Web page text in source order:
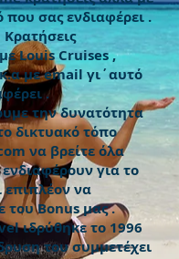
σας ενδιαφέρει .
Κρατήσεις
Louis Cruises ,
με email γι΄αυτό
.
την δυνατότητα
δικτυακό τόπο
να βρείτε όλα
για το
επιπλέον να
του Bonus μας .
ιδρύθηκε το 1996
του συμμετέχει